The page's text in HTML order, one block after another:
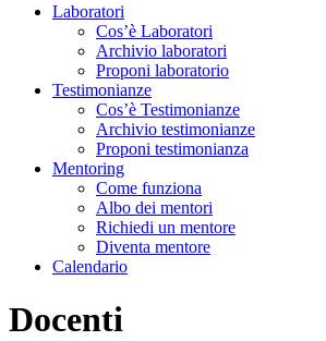
Laboratori
Cos’è Laboratori
Archivio laboratori
Proponi laboratorio
Testimonianze
Cos’è Testimonianze
Archivio testimonianze
Proponi testimonianza
Mentoring
Come funziona
Albo dei mentori
Richiedi un mentore
Diventa mentore
Calendario
Docenti